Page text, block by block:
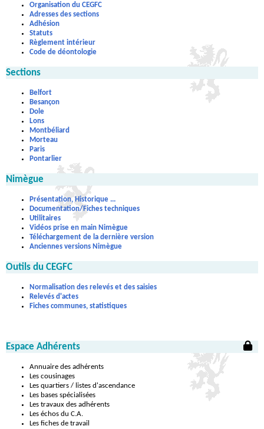
Organisation du CEGFC
Adresses des sections
Adhésion
Statuts
Règlement intérieur
Code de déontologie
Sections
Belfort
Besançon
Dole
Lons
Montbéliard
Morteau
Paris
Pontarlier
Nimègue
Présentation, Historique ...
Documentation/Fiches techniques
Utilitaires
Vidéos prise en main Nimègue
Téléchargement de la dernière version
Anciennes versions Nimègue
Outils du CEGFC
Normalisation des relevés et des saisies
Relevés d'actes
Fiches communes, statistiques
Espace Adhérents
Annuaire des adhérents
Les cousinages
Les quartiers / listes d'ascendance
Les bases spécialisées
Les travaux des adhérents
Les échos du C.A.
Les fiches de travail